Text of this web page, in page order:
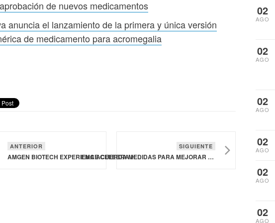
de nuevos medicamentos
anuncia el lanzamiento de la primera y única versión
de medicamento para acromegalia
ANTERIOR
AMGEN BIOTECH EXPERIENCE CELEBRA HABER ALCANZADO EL MILLÓN DE ESTUDIANTES EN TODO EL MUNDO
SIGUIENTE
EMA ACUERDA MEDIDAS PARA MEJORAR EFICIENCIA DE LOS PROCESOS DE APROBACIÓN DE NUEVOS MEDICAMENTOS
02
AGO
02
AGO
02
AGO
02
AGO
02
AGO
02
AGO